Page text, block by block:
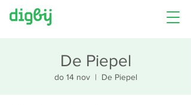
De Piepel
do 14 nov
  |
De Piepel